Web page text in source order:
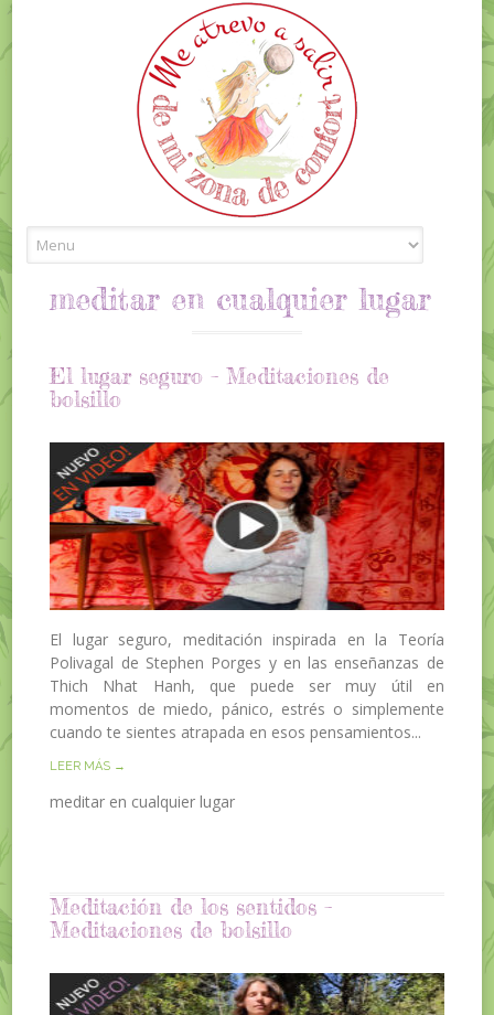
meditar en cualquier lugar
El lugar seguro – Meditaciones de
bolsillo
El lugar seguro, meditación inspirada en la Teoría
Polivagal de Stephen Porges y en las enseñanzas de
Thich Nhat Hanh, que puede ser muy útil en
momentos de miedo, pánico, estrés o simplemente
cuando te sientes atrapada en esos pensamientos...
LEER MÁS →
meditar en cualquier lugar
Meditación de los sentidos –
Meditaciones de bolsillo